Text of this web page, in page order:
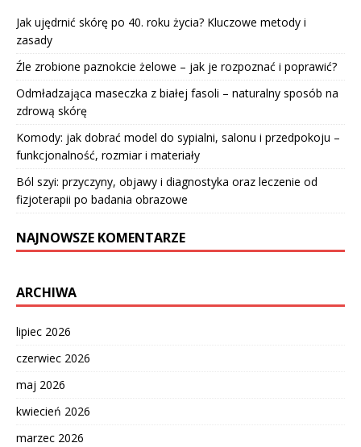
Jak ujędrnić skórę po 40. roku życia? Kluczowe metody i
zasady
Źle zrobione paznokcie żelowe – jak je rozpoznać i poprawić?
Odmładzająca maseczka z białej fasoli – naturalny sposób na
zdrową skórę
Komody: jak dobrać model do sypialni, salonu i przedpokoju –
funkcjonalność, rozmiar i materiały
Ból szyi: przyczyny, objawy i diagnostyka oraz leczenie od
fizjoterapii po badania obrazowe
NAJNOWSZE KOMENTARZE
ARCHIWA
lipiec 2026
czerwiec 2026
maj 2026
kwiecień 2026
marzec 2026